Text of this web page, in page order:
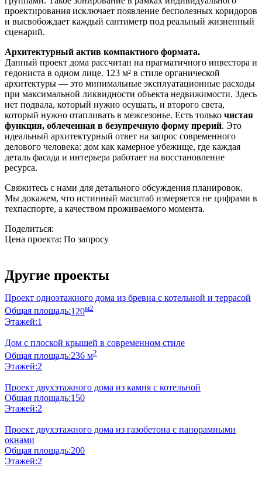
проектирования исключает появление бесполезных коридоров
и высвобождает каждый сантиметр под реальный жизненный
сценарий.
Архитектурный актив компактного формата.
Данный проект дома рассчитан на прагматичного инвестора и
гедониста в одном лице. 123 м² в стиле органической
архитектуры — это минимальные эксплуатационные расходы
при максимальной ликвидности объекта недвижимости. Здесь
нет подвала, который нужно осушать, и второго света,
который нужно отапливать в межсезонье. Есть только чистая
функция, облеченная в безупречную форму прерий. Это
идеальный архитектурный ответ на запрос современного
делового человека: дом как камерное убежище, где каждая
деталь фасада и интерьера работает на восстановление
ресурса.
Свяжитесь с нами для детального обсуждения планировок.
Мы докажем, что истинный масштаб измеряется не цифрами в
техпаспорте, а качеством проживаемого момента.
Поделиться:
Цена проекта: По запросу
Другие проекты
Проект одноэтажного дома из бревна с котельной и террасой
Общая площадь:120м2
Этажей:1
Дом с плоской крышей в современном стиле
Общая площадь:236 м2
Этажей:2
Проект двухэтажного дома из камня с котельной
Общая площадь:150
Этажей:2
Проект двухэтажного дома из газобетона с панорамными
окнами
Общая площадь:200
Этажей:2